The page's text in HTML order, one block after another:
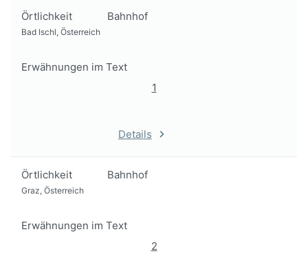
Örtlichkeit Bahnhof
Bad Ischl, Österreich
Erwähnungen im Text
1
Details
Örtlichkeit Bahnhof
Graz, Österreich
Erwähnungen im Text
2